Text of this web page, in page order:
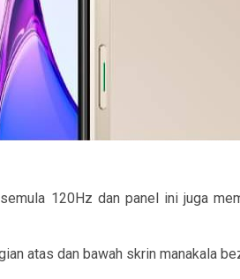
120Hz dan panel ini juga
atas dan bawah skrin manakala